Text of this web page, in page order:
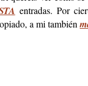
entradas. Por
a mi también